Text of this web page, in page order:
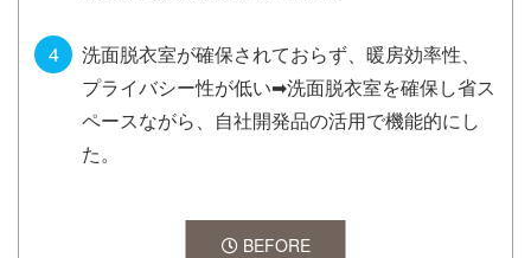
洗面脱衣室が確保されておらず、暖房効率性、
プライバシー性が低い➡洗面脱衣室を確保し省ス
ペースながら、自社開発品の活用で機能的にし
た。
BEFORE